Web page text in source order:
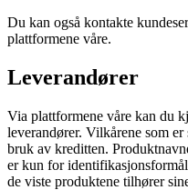
Du kan også kontakte
plattformene våre.
Leverandører
Via plattformene våre kan du
leverandører. Vilkårene som
bruk av kreditten.
er kun for
de viste produktene tilhører